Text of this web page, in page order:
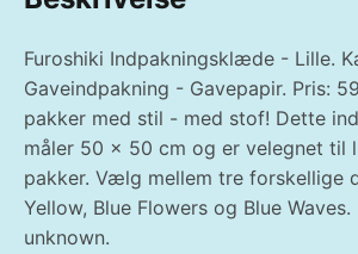
Furoshiki Indpakningsklæde - Lille.
Gaveindpakning - Gavepapir. Pris:
pakker med stil - med stof! Dette
måler 50 x 50 cm og er velegnet til
pakker. Vælg mellem tre forskellige
Yellow, Blue Flowers og Blue Waves.
unknown.